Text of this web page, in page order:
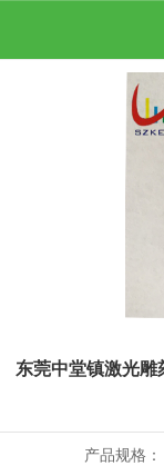
东莞中堂镇激光雕
产品规格：